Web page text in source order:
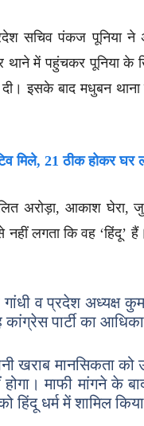
सचिव पंकज पूनिया ने
में पहुंचकर पूनिया के
दी। इसके बाद मधुबन
मिले, 21 ठीक होकर
अरोड़ा, आकाश घेरा,
लगता कि वह ‘हिंदू’
व प्रदेश अध्यक्ष
पार्टी का
खराब मानसिकता को
माफी मांगने के बाद
धर्म में शामिल